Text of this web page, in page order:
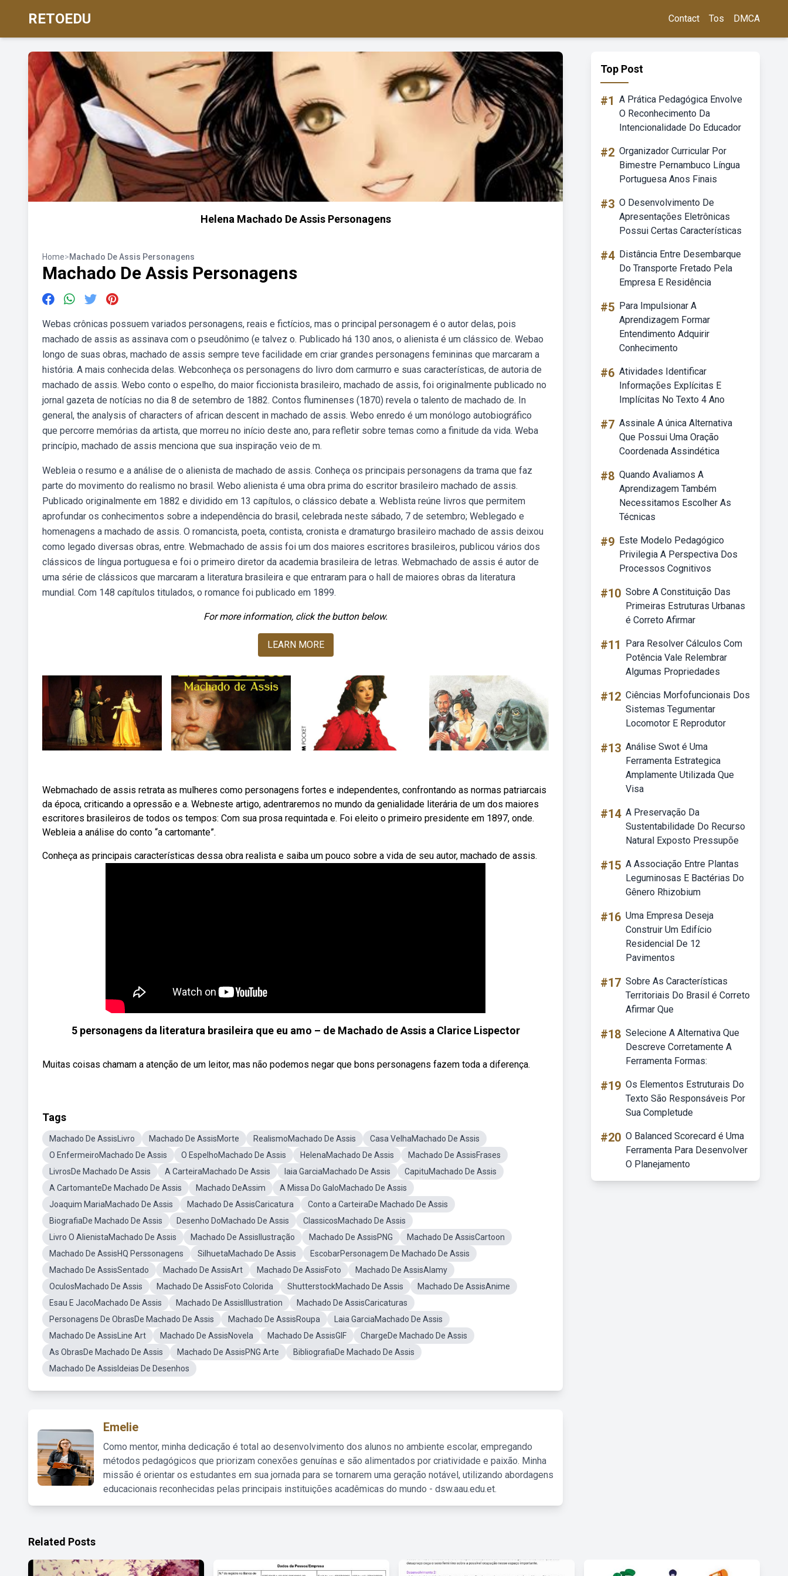
RETOEDU Contact Tos DMCA
Helena Machado De Assis Personagens
Home>Machado De Assis Personagens
Machado De Assis Personagens
Webas crônicas possuem variados personagens, reais e fictícios, mas o principal personagem é o autor delas, pois
machado de assis as assinava com o pseudônimo (e talvez o. Publicado há 130 anos, o alienista é um clássico de. Webao
longo de suas obras, machado de assis sempre teve facilidade em criar grandes personagens femininas que marcaram a
história. A mais conhecida delas. Webconheça os personagens do livro dom carmurro e suas características, de autoria de
machado de assis. Webo conto o espelho, do maior ficcionista brasileiro, machado de assis, foi originalmente publicado no
jornal gazeta de notícias no dia 8 de setembro de 1882. Contos fluminenses (1870) revela o talento de machado de. In
general, the analysis of characters of african descent in machado de assis. Webo enredo é um monólogo autobiográfico
que percorre memórias da artista, que morreu no início deste ano, para refletir sobre temas como a finitude da vida. Weba
princípio, machado de assis menciona que sua inspiração veio de m.
Webleia o resumo e a análise de o alienista de machado de assis. Conheça os principais personagens da trama que faz
parte do movimento do realismo no brasil. Webo alienista é uma obra prima do escritor brasileiro machado de assis.
Publicado originalmente em 1882 e dividido em 13 capítulos, o clássico debate a. Weblista reúne livros que permitem
aprofundar os conhecimentos sobre a independência do brasil, celebrada neste sábado, 7 de setembro; Weblegado e
homenagens a machado de assis. O romancista, poeta, contista, cronista e dramaturgo brasileiro machado de assis deixou
como legado diversas obras, entre. Webmachado de assis foi um dos maiores escritores brasileiros, publicou vários dos
clássicos de língua portuguesa e foi o primeiro diretor da academia brasileira de letras. Webmachado de assis é autor de
uma série de clássicos que marcaram a literatura brasileira e que entraram para o hall de maiores obras da literatura
mundial. Com 148 capítulos titulados, o romance foi publicado em 1899.
For more information, click the button below.
LEARN MORE
Webmachado de assis retrata as mulheres como personagens fortes e independentes, confrontando as normas patriarcais
da época, criticando a opressão e a. Webneste artigo, adentraremos no mundo da genialidade literária de um dos maiores
escritores brasileiros de todos os tempos: Com sua prosa requintada e. Foi eleito o primeiro presidente em 1897, onde.
Webleia a análise do conto “a cartomante”.
Conheça as principais características dessa obra realista e saiba um pouco sobre a vida de seu autor, machado de assis.
5 personagens da literatura brasileira que eu amo – de Machado de Assis a Clarice Lispector
Muitas coisas chamam a atenção de um leitor, mas não podemos negar que bons personagens fazem toda a diferença.
Tags
Machado De AssisLivro Machado De AssisMorte RealismoMachado De Assis
Casa VelhaMachado De Assis
O EnfermeiroMachado De Assis
O EspelhoMachado De Assis HelenaMachado De Assis
Machado De AssisFrases
LivrosDe Machado De Assis
A CarteiraMachado De Assis Iaia GarciaMachado De Assis
CapituMachado De Assis
A CartomanteDe Machado De Assis
Machado DeAssim
A Missa Do GaloMachado De Assis
Joaquim MariaMachado De Assis
Machado De AssisCaricatura
Conto a CarteiraDe Machado De Assis
BiografiaDe Machado De Assis
Desenho DoMachado De Assis
ClassicosMachado De Assis
Livro O AlienistaMachado De Assis
Machado De AssisIlustração Machado De AssisPNG
Machado De AssisCartoon
Machado De AssisHQ Perssonagens
SilhuetaMachado De Assis
EscobarPersonagem De Machado De Assis
Machado De AssisSentado
Machado De AssisArt Machado De AssisFoto
Machado De AssisAlamy
OculosMachado De Assis
Machado De AssisFoto Colorida ShutterstockMachado De Assis
Machado De AssisAnime
Esau E JacoMachado De Assis
Machado De AssisIllustration
Machado De AssisCaricaturas
Personagens De ObrasDe Machado De Assis
Machado De AssisRoupa
Laia GarciaMachado De Assis
Machado De AssisLine Art
Machado De AssisNovela Machado De AssisGIF
ChargeDe Machado De Assis
As ObrasDe Machado De Assis
Machado De AssisPNG Arte
BibliografiaDe Machado De Assis
Machado De AssisIdeias De Desenhos
Emelie
Como mentor, minha dedicação é total ao desenvolvimento dos alunos no ambiente escolar, empregando
métodos pedagógicos que priorizam conexões genuínas e são alimentados por criatividade e paixão. Minha
missão é orientar os estudantes em sua jornada para se tornarem uma geração notável, utilizando abordagens
educacionais reconhecidas pelas principais instituições acadêmicas do mundo - dsw.aau.edu.et.
Top Post
#1 A Prática Pedagógica Envolve
O Reconhecimento Da
Intencionalidade Do Educador
#2 Organizador Curricular Por
Bimestre Pernambuco Língua
Portuguesa Anos Finais
#3 O Desenvolvimento De
Apresentações Eletrônicas
Possui Certas Características
#4 Distância Entre Desembarque
Do Transporte Fretado Pela
Empresa E Residência
#5 Para Impulsionar A
Aprendizagem Formar
Entendimento Adquirir
Conhecimento
#6 Atividades Identificar
Informações Explícitas E
Implícitas No Texto 4 Ano
#7 Assinale A única Alternativa
Que Possui Uma Oração
Coordenada Assindética
#8 Quando Avaliamos A
Aprendizagem Também
Necessitamos Escolher As
Técnicas
#9 Este Modelo Pedagógico
Privilegia A Perspectiva Dos
Processos Cognitivos
#10 Sobre A Constituição Das
Primeiras Estruturas Urbanas
é Correto Afirmar
#11
Para Resolver Cálculos Com
Potência Vale Relembrar
Algumas Propriedades
#12 Ciências Morfofuncionais Dos
Sistemas Tegumentar
Locomotor E Reprodutor
#13 Análise Swot é Uma
Ferramenta Estrategica
Amplamente Utilizada Que
Visa
#14 A Preservação Da
Sustentabilidade Do Recurso
Natural Exposto Pressupõe
#15 A Associação Entre Plantas
Leguminosas E Bactérias Do
Gênero Rhizobium
#16 Uma Empresa Deseja
Construir Um Edifício
Residencial De 12
Pavimentos
#17 Sobre As Características
Territoriais Do Brasil é Correto
Afirmar Que
#18 Selecione A Alternativa Que
Descreve Corretamente A
Ferramenta Formas:
#19 Os Elementos Estruturais Do
Texto São Responsáveis Por
Sua Completude
#20 O Balanced Scorecard é Uma
Ferramenta Para Desenvolver
O Planejamento
Related Posts